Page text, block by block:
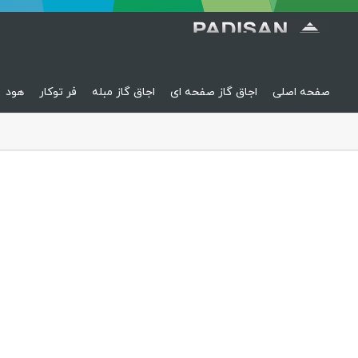
صفحه اصلی اجاق گاز صفحه ای اجاق گاز مبله فر توکار هود